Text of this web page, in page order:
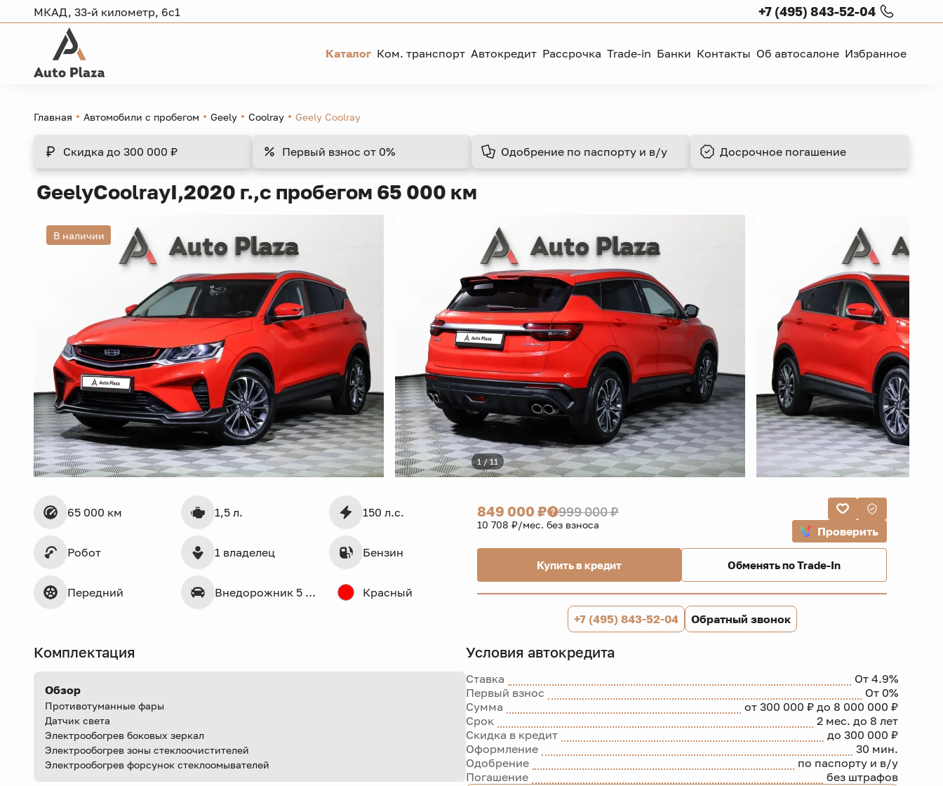
МКАД, 33-й километр, 6с1 +7 (495) 843-52-04
Каталог Ком. транспорт Автокредит Рассрочка Trade-in Банки Контакты Об автосалоне Избранное
Главная Автомобили с пробегом Geely Coolray Geely Coolray
Скидка до 300 000 ₽ Первый взнос от 0% Одобрение по паспорту и в/у Досрочное погашение
GeelyCoolrayI,2020 г.,с пробегом 65 000 км
В наличии
1 / 11
65 000 км 1,5 л. 150 л.с.
Робот 1 владелец Бензин
Передний Внедорожник 5 дв. Красный
849 000 ₽ 999 000 ₽
10 708 ₽/мес. без взноса Проверить
Купить в кредит Обменять по Trade-In
+7 (495) 843-52-04 Обратный звонок
Комплектация
Обзор
Противотуманные фары
Датчик света
Электрообогрев боковых зеркал
Электрообогрев зоны стеклоочистителей
Электрообогрев форсунок стеклоомывателей
Условия автокредита
Ставка
От 4.9%
Первый взнос
От 0%
Сумма
от 300 000 ₽ до 8 000 000 ₽
Срок
2 мес. до 8 лет
Скидка в кредит
до 300 000 ₽
Оформление
30 мин.
Одобрение
по паспорту и в/у
Погашение
без штрафов